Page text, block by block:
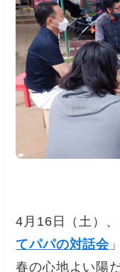
4月16日（土）
てパパの対話会
春の心地よい陽